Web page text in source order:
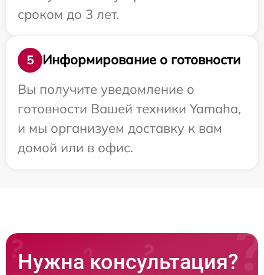
сроком до 3 лет.
5
Информирование о готовности
Вы получите уведомление о
готовности Вашей техники Yamaha,
и мы организуем доставку к вам
домой или в офис.
Нужна консультация?